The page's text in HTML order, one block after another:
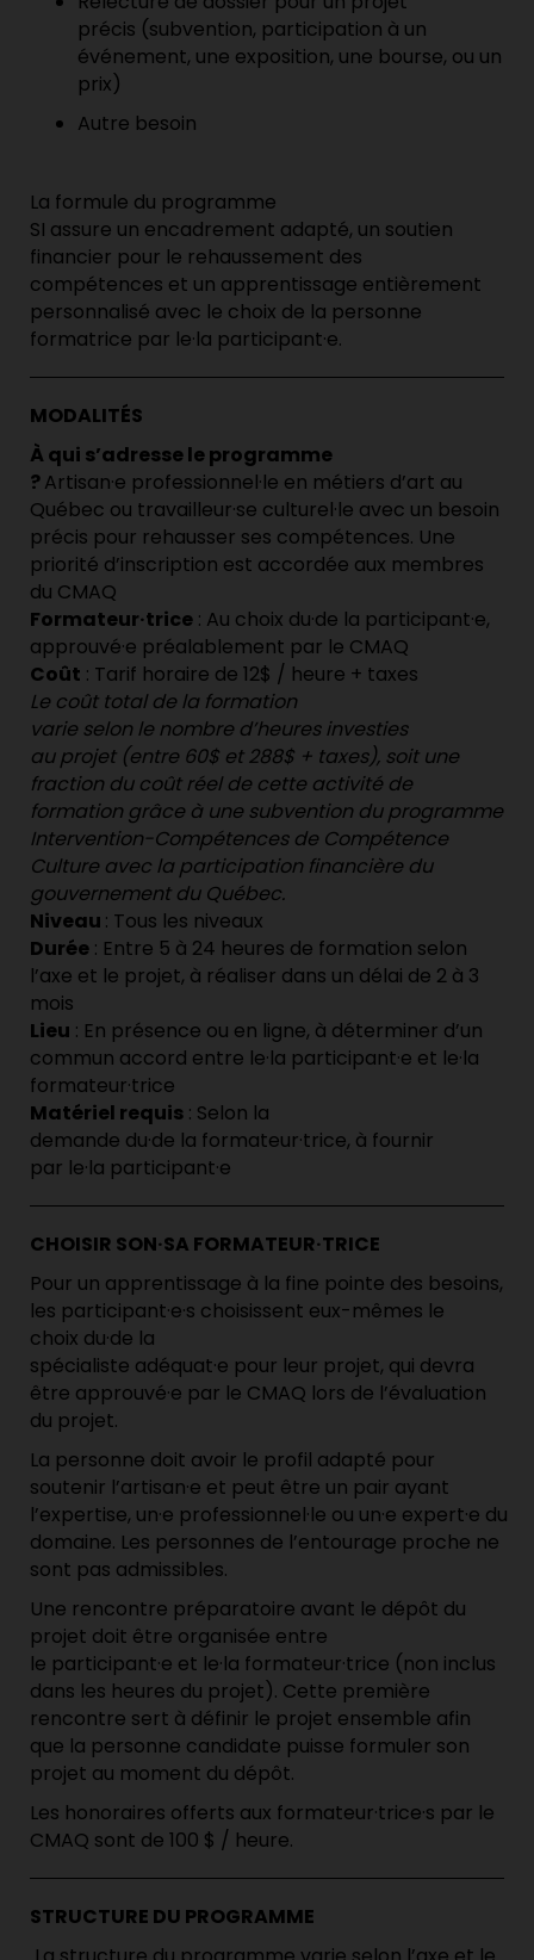
précis (subvention, participation à un
événement, une exposition, une bourse, ou un
prix)
Autre besoin
La formule du programme
SI assure un encadrement adapté, un soutien
financier pour le rehaussement des
compétences et un apprentissage entièrement
personnalisé avec le choix de la personne
formatrice par le·la participant·e.
MODALITÉS
À qui s’adresse le programme
?Artisan·e professionnel·le en métiers d’art au
Québec ou travailleur·se culturel·le avec un besoin
précis pour rehausser ses compétences. Une
priorité d’inscription est accordée aux membres
du CMAQ
Formateur·trice : Au choix du·de la participant·e,
approuvé·e préalablement par le CMAQ
Coût : Tarif horaire de 12$ / heure + taxes
Le coût total de la formation
varie selon le nombre d’heures investies
auprojet (entre 60$ et 288$ + taxes), soit une
fraction du coût réel de cette activité de
formation grâce à une subvention du programme
Intervention-Compétences de Compétence
Culture avec la participation financière du
gouvernement du Québec.
Niveau : Tous les niveaux
Durée : Entre 5 à 24 heures de formation selon
l’axe et le projet, à réaliser dans un délai de 2 à 3
mois
Lieu : En présence ou en ligne, à déterminer d’un
commun accord entre le·la participant·e et le·la
formateur·trice
Matériel requis : Selon la
demande du·de la formateur·trice, à fournir
par le·la participant·e
CHOISIR SON·SA FORMATEUR·TRICE
Pour un apprentissage à la fine pointe des besoins,
les participant·e·s choisissent eux-mêmes le
choix du·de la
spécialiste adéquat·e pour leur projet, qui devra
être approuvé·e par le CMAQ lors de l’évaluation
du projet.
La personne doit avoir le profil adapté pour
soutenir l’artisan·e et peut être un pair ayant
l’expertise, un·e professionnel·le ou un·e expert·e du
domaine. Les personnes de l’entourage proche ne
sont pas admissibles.
Une rencontre préparatoire avant le dépôt du
projet doit être organisée entre
le participant·e et le·la formateur·trice (non inclus
dans les heures du projet). Cette première
rencontre sert à définir le projet ensemble afin
que la personne candidate puisse formuler son
projet au moment du dépôt.
Les honoraires offerts aux formateur·trice·s par le
CMAQ sont de 100 $ / heure.
STRUCTURE DU PROGRAMME